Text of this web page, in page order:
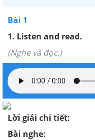
Bài 1
1. Listen and read.
(Nghe và đọc.)
Lời giải chi tiết:
Bài nghe: